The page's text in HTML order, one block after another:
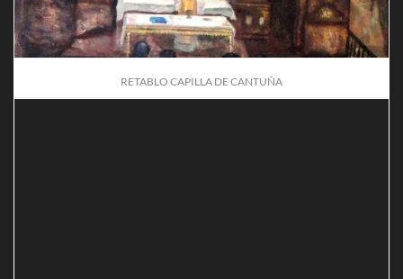
RETABLO CAPILLA DE CANTUÑA